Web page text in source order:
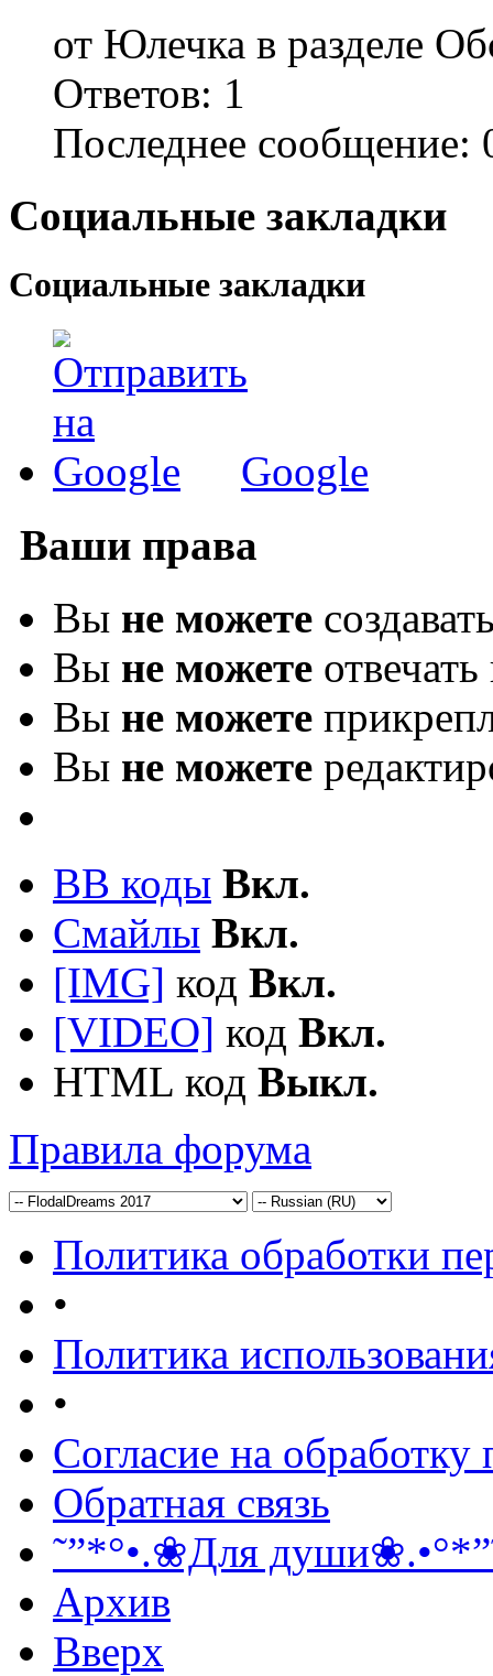
от Юлечка в разделе
Ответов: 1
Последнее сообщение:
Социальные закладки
Социальные закладки
Google
Ваши права
Вы не можете
Вы не можете
Вы не можете
Вы не можете
BB коды Вкл.
Смайлы Вкл.
[IMG] код Вкл.
[VIDEO] код Вкл.
HTML код Выкл.
Правила форума
Политика обработки
•
Политика
•
Согласие на
Обратная связь
˜”*°•.❀Для
Архив
Вверх